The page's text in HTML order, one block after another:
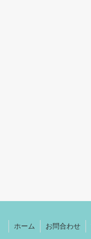
ホーム お問合わせ